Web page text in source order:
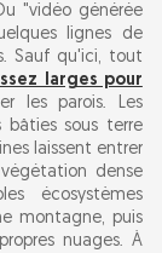
"vidéo générée
lignes de
Sauf qu'ici, tout
larges pour
les parois. Les
bâties sous terre
laissent entrer
dense
écosystèmes
montagne, puis
nuages. À